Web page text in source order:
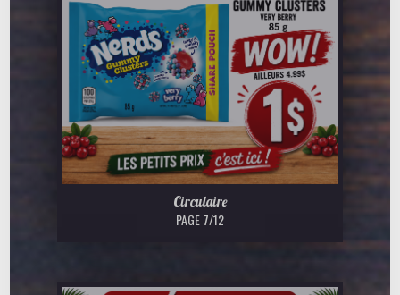
Circulaire
PAGE 7/12